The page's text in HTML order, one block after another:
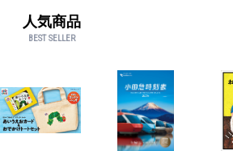
人気商品
BEST SELLER